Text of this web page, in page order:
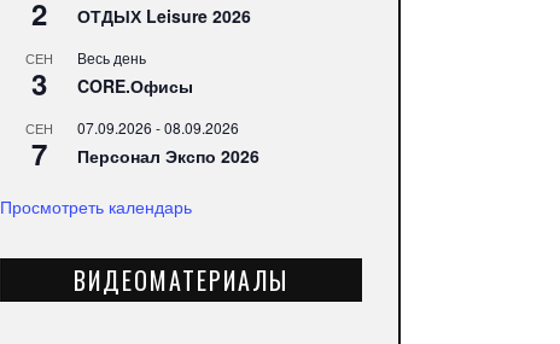
2 ОТДЫХ Leisure 2026
СЕН
3
Весь день
CORE.Офисы
СЕН
7
07.09.2026 -08.09.2026
Персонал Экспо 2026
Просмотреть календарь
ВИДЕОМАТЕРИАЛЫ